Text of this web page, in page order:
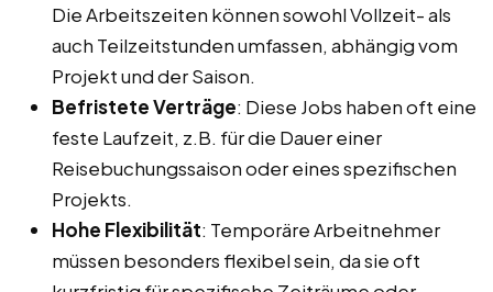
Die Arbeitszeiten können sowohl Vollzeit- als
auch Teilzeitstunden umfassen, abhängig vom
Projekt und der Saison.
Befristete Verträge: Diese Jobs haben oft eine
feste Laufzeit, z.B. für die Dauer einer
Reisebuchungssaison oder eines spezifischen
Projekts.
Hohe Flexibilität: Temporäre Arbeitnehmer
müssen besonders flexibel sein, da sie oft